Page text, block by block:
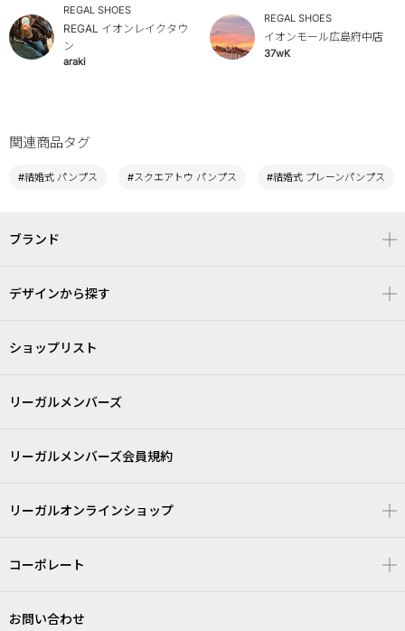
REGAL SHOES
REGAL イオンレイクタウ
ン
araki
REGAL SHOES
イオンモール広島府中店
37wK
関連商品タグ
#結婚式 パンプス #スクエアトウ パンプス #結婚式 プレーンパンプス
ブランド
デザインから探す
ショップリスト
リーガルメンバーズ
リーガルメンバーズ会員規約
リーガルオンラインショップ
コーポレート
お問い合わせ